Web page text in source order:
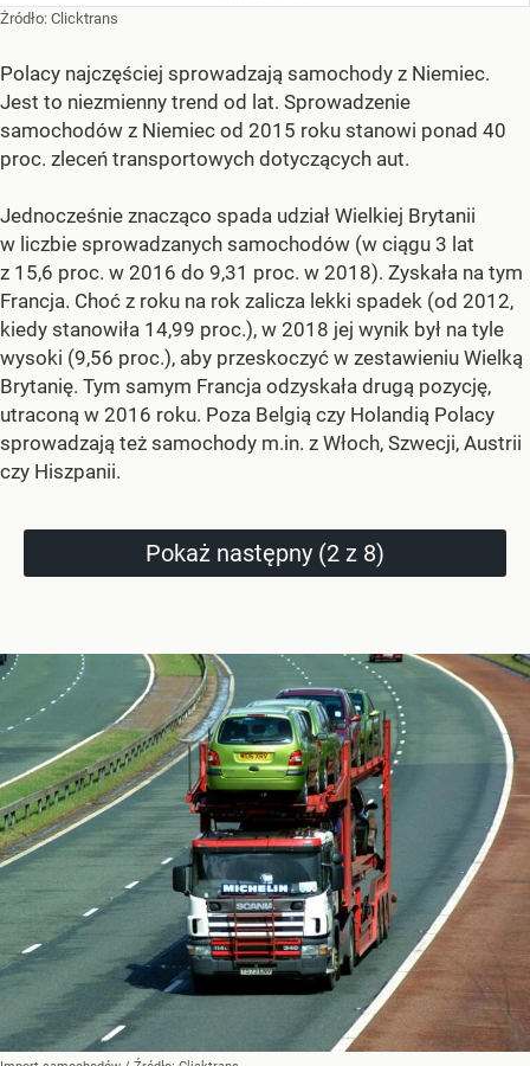
Żródło: Clicktrans
Polacy najczęściej sprowadzają samochody z Niemiec.
Jest to niezmienny trend od lat. Sprowadzenie
samochodów z Niemiec od 2015 roku stanowi ponad 40
proc. zleceń transportowych dotyczących aut.
Jednocześnie znacząco spada udział Wielkiej Brytanii
w liczbie sprowadzanych samochodów (w ciągu 3 lat
z 15,6 proc. w 2016 do 9,31 proc. w 2018). Zyskała na tym
Francja. Choć z roku na rok zalicza lekki spadek (od 2012,
kiedy stanowiła 14,99 proc.), w 2018 jej wynik był na tyle
wysoki (9,56 proc.), aby przeskoczyć w zestawieniu Wielką
Brytanię. Tym samym Francja odzyskała drugą pozycję,
utraconą w 2016 roku. Poza Belgią czy Holandią Polacy
sprowadzają też samochody m.in. z Włoch, Szwecji, Austrii
czy Hiszpanii.
Pokaż następny (2 z 8)